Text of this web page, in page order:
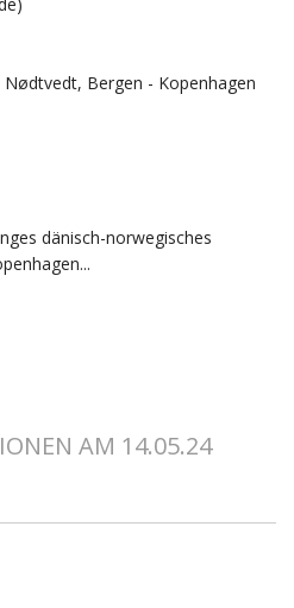
Nødtvedt, Bergen - Kopenhagen
dänisch-norwegisches
AM 14.05.24